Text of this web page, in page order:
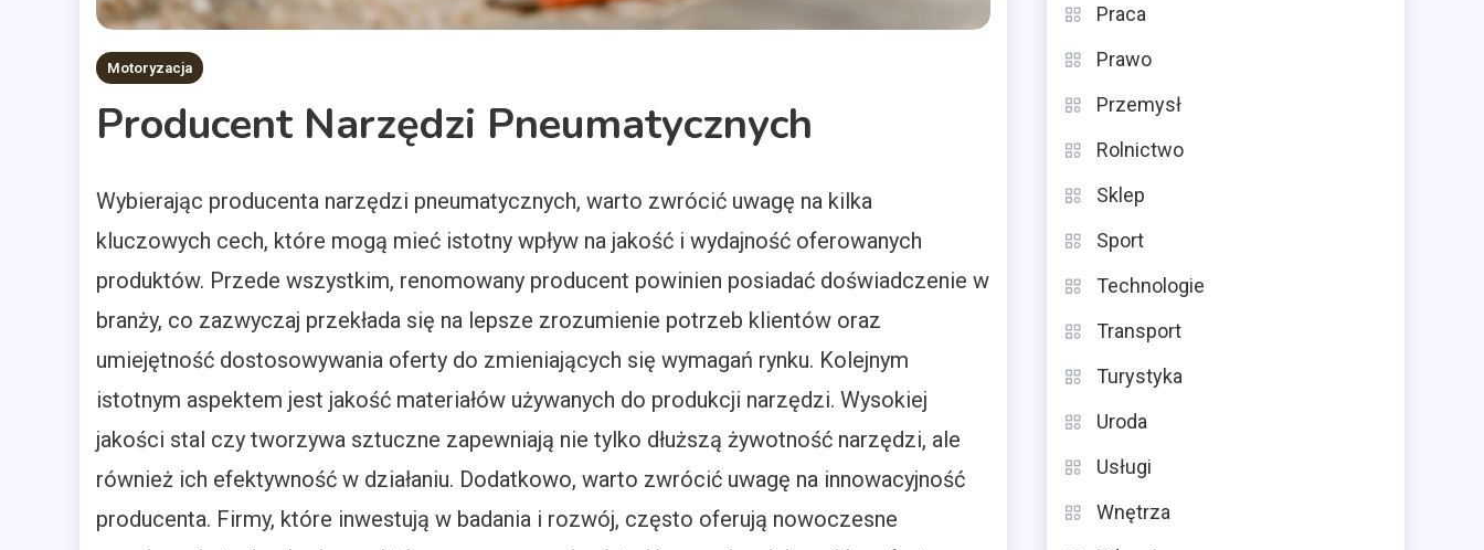
Motoryzacja
Producent Narzędzi Pneumatycznych
Wybierając producenta narzędzi pneumatycznych, warto zwrócić uwagę na kilka
kluczowych cech, które mogą mieć istotny wpływ na jakość i wydajność oferowanych
produktów. Przede wszystkim, renomowany producent powinien posiadać doświadczenie w
branży, co zazwyczaj przekłada się na lepsze zrozumienie potrzeb klientów oraz
umiejętność dostosowywania oferty do zmieniających się wymagań rynku. Kolejnym
istotnym aspektem jest jakość materiałów używanych do produkcji narzędzi. Wysokiej
jakości stal czy tworzywa sztuczne zapewniają nie tylko dłuższą żywotność narzędzi, ale
również ich efektywność w działaniu. Dodatkowo, warto zwrócić uwagę na innowacyjność
producenta. Firmy, które inwestują w badania i rozwój, często oferują nowoczesne
Praca
Prawo
Przemysł
Rolnictwo
Sklep
Sport
Technologie
Transport
Turystyka
Uroda
Usługi
Wnętrza